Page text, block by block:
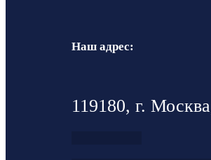
Наш адрес:
119180, г.